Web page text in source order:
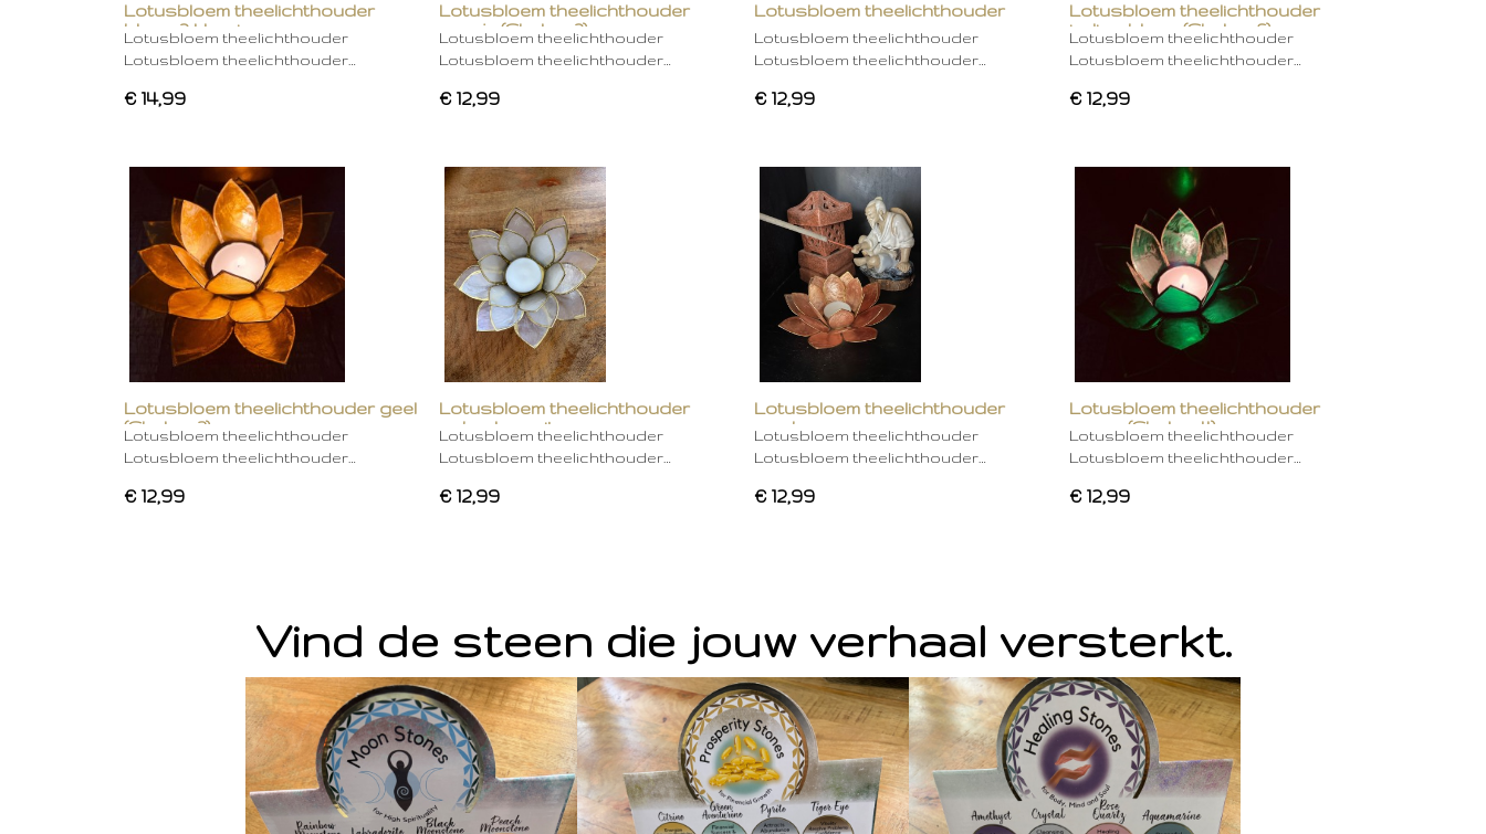
Lotusbloem theelichthouder
blauw 2 kleurig
Lotusbloem theelichthouder
Lotusbloem theelichthouder…
€ 14,99
Lotusbloem theelichthouder
oranje (Chakra 2)
Lotusbloem theelichthouder
Lotusbloem theelichthouder…
€ 12,99
Lotusbloem theelichthouder
rose
Lotusbloem theelichthouder
Lotusbloem theelichthouder…
€ 12,99
Lotusbloem theelichthouder
indigo blauw (Chakra 6)
Lotusbloem theelichthouder
Lotusbloem theelichthouder…
€ 12,99
Lotusbloem theelichthouder geel
(Chakra 3)
Lotusbloem theelichthouder
Lotusbloem theelichthouder…
€ 12,99
Lotusbloem theelichthouder
gebroken wit
Lotusbloem theelichthouder
Lotusbloem theelichthouder…
€ 12,99
Lotusbloem theelichthouder
mocha
Lotusbloem theelichthouder
Lotusbloem theelichthouder…
€ 12,99
Lotusbloem theelichthouder
groen (Chakra 4)
Lotusbloem theelichthouder
Lotusbloem theelichthouder…
€ 12,99
Vind de steen die jouw verhaal versterkt.